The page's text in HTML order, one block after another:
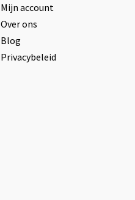
Mijn account
Over ons
Blog
Privacybeleid